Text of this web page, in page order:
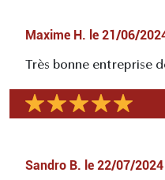
Maxime H. le 21/06/
Très bonne entreprise
Sandro B. le 22/07/2024